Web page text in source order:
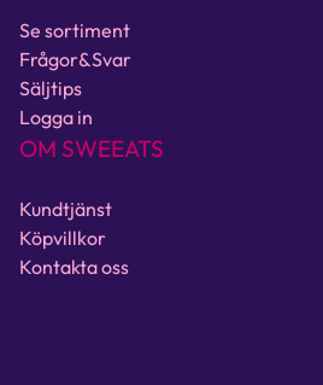
Se sortiment
Frågor&Svar
Säljtips
Logga in
OM SWEEATS
Kundtjänst
Köpvillkor
Kontakta oss